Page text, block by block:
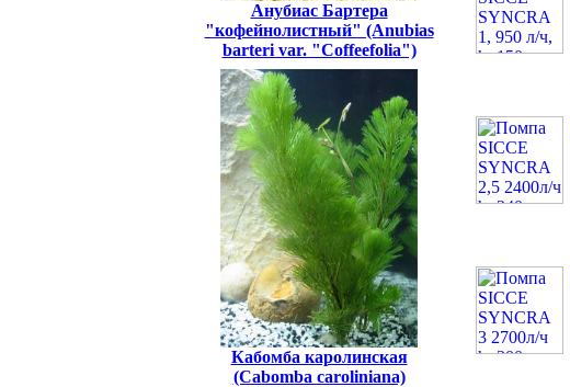
Анубиас Бартера
"кофейнолистный" (Anubias
barteri var. "Coffeefolia")
Кабомба каролинская
(Cabomba caroliniana)